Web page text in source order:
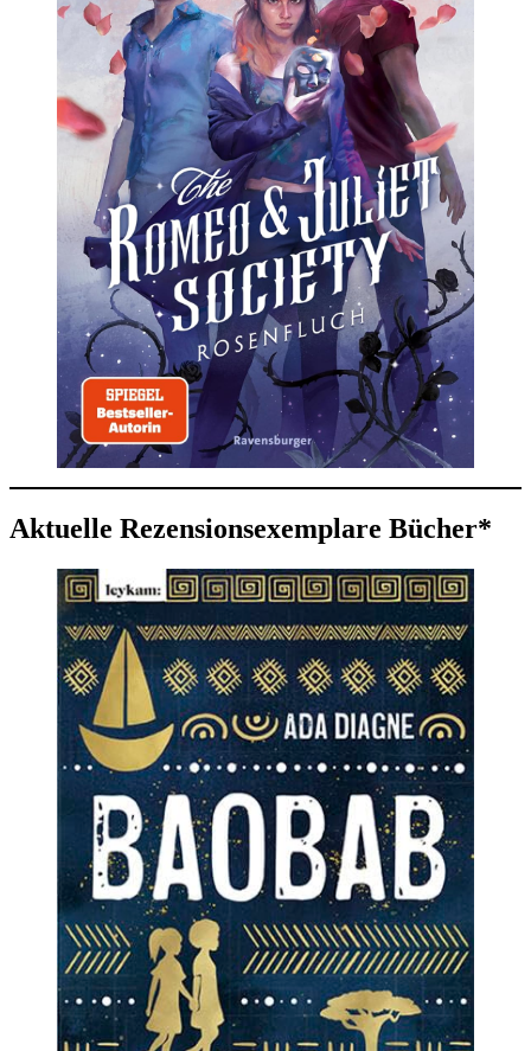
Aktuelle Rezensionsexemplare Bücher*